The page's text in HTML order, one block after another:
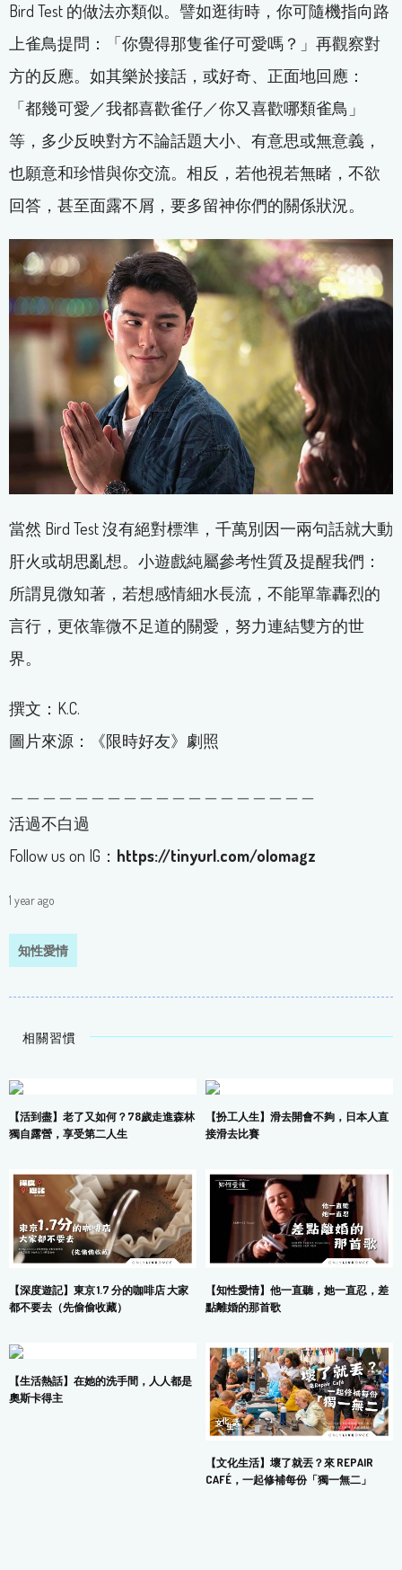
Bird Test 的做法亦類似。譬如逛街時，你可隨機指向路
上雀鳥提問：「你覺得那隻雀仔可愛嗎？」再觀察對
方的反應。如其樂於接話，或好奇、正面地回應：
「都幾可愛／我都喜歡雀仔／你又喜歡哪類雀鳥」
等，多少反映對方不論話題大小、有意思或無意義，
也願意和珍惜與你交流。相反，若他視若無睹，不欲
回答，甚至面露不屑，要多留神你們的關係狀況。
當然 Bird Test 沒有絕對標準，千萬別因一兩句話就大動
肝火或胡思亂想。小遊戲純屬參考性質及提醒我們：
所謂見微知著，若想感情細水長流，不能單靠轟烈的
言行，更依靠微不足道的關愛，努力連結雙方的世
界。
撰文：K.C.
圖片來源：《限時好友》劇照
活過不白過
Follow us on IG： https://tinyurl.com/olomagz
1 year ago
知性愛情
相關習慣
【活到盡】老了又如何？78歲走進森林
獨自露營，享受第二人生
【扮工人生】滑去開會不夠，日本人直
接滑去比賽
【深度遊記】東京 1.7 分的咖啡店 大家
都不要去（先偷偷收藏）
【知性愛情】他一直聽，她一直忍，差
點離婚的那首歌
【生活熱話】在她的洗手間，人人都是
奧斯卡得主
【文化生活】壞了就丟？來 REPAIR
CAFÉ，一起修補每份「獨一無二」